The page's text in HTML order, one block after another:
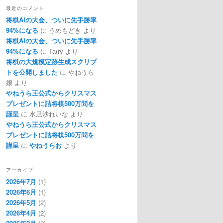
最近のコメント
将棋AIの大会、ついに先手勝率
94%になる に うめもどき より
将棋AIの大会、ついに先手勝率
94%になる に Ta(ry より
将棋の大規模定跡生成スクリプ
トを公開しました に やねうら
嬢 より
やねうら王公式からクリスマス
プレゼントに詰将棋500万問を
謹呈 に 水凪沙れいな より
やねうら王公式からクリスマス
プレゼントに詰将棋500万問を
謹呈 に やねうらお より
アーカイブ
2026年7月 (1)
2026年6月 (1)
2026年5月 (2)
2026年4月 (2)